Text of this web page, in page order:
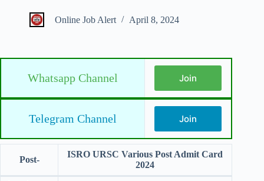
Online Job Alert April 8, 2024
Whatsapp Channel Join
Telegram Channel Join
Post-
ISRO URSC Various Post Admit Card
2024